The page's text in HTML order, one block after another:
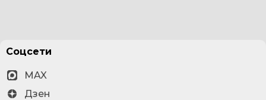
Соцсети
MAX
Дзен